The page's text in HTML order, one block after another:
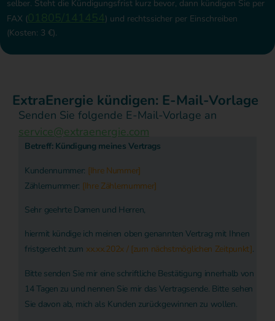
selber. Steht die Kündigungsfrist kurz bevor, dann kündigen Sie per
FAX (
) und rechtssicher per Einschreiben
(Kosten: 3 €).
ExtraEnergie kündigen: E-Mail-Vorlage
Senden Sie folgende E-Mail-Vorlage an
service@extraenergie.com
Betreff: Kündigung meines Vertrags
Kundennummer: [Ihre Nummer]
Zählernummer: [Ihre Zählernummer]
Sehr geehrte Damen und Herren,
hiermit kündige ich meinen oben genannten Vertrag mit Ihnen
fristgerecht zum xx.xx.202x / [zum nächstmöglichen Zeitpunkt].
Bitte senden Sie mir eine schriftliche Bestätigung innerhalb von
14 Tagen zu und nennen Sie mir das Vertragsende. Bitte sehen
Sie davon ab, mich als Kunden zurückgewinnen zu wollen.